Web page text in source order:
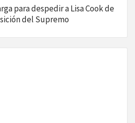
para despedir a Lisa Cook de
del Supremo